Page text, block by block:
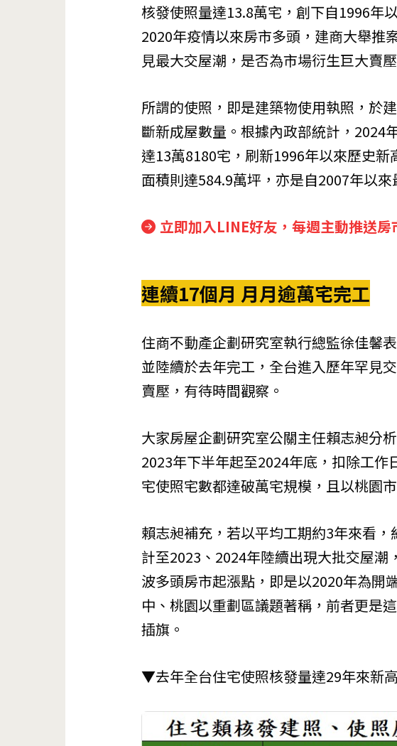
核發使照量達13.8萬宅，創下自1996年
2020年疫情以來房市多頭，建商大舉推
見最大交屋潮，是否為市場衍生巨大賣
所謂的使照，即是建築物使用執照，於
斷新成屋數量。根據內政部統計，2024
達13萬8180宅，刷新1996年以來歷史
面積則達584.9萬坪，亦是自2007年以來
立即加入LINE好友，每週主動推送房
連續17個月 月月逾萬宅完工
住商不動產企劃研究室執行總監徐佳馨
並陸續於去年完工，全台進入歷年罕見
賣壓，有待時間觀察。
大家房屋企劃研究室公關主任賴志昶分
2023年下半年起至2024年底，扣除工
宅使照宅數都達破萬宅規模，且以桃園
賴志昶補充，若以平均工期約3年來看
計至2023、2024年陸續出現大批交屋
波多頭房市起漲點，即是以2020年為開
中、桃園以重劃區議題著稱，前者更是
插旗。
▼去年全台住宅使照核發量達29年來新